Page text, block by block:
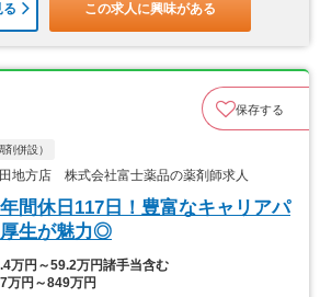
る この求人に興味がある
保存する
併設）
地方店 株式会社富士薬品の薬剤師求人
間休日117日！豊富なキャリアパ
生が魅力◎
万円～59.2万円諸手当含む
万円～849万円